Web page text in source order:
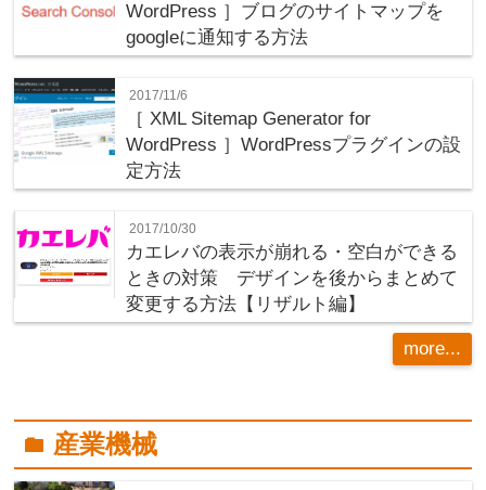
WordPress ］ブログのサイトマップを
googleに通知する方法
2017/11/6
［ XML Sitemap Generator for
WordPress ］WordPressプラグインの設
定方法
2017/10/30
カエレバの表示が崩れる・空白ができる
ときの対策 デザインを後からまとめて
変更する方法【リザルト編】
more...
folder 産業機械